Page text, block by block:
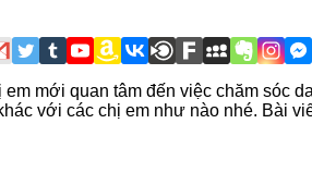
mới quan tâm đến việc chăm sóc
với các chị em như nào nhé. Bài